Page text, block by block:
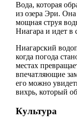
Вода, которая
из озера Эри. Она
мощная струя
Ниагара и идет в
Ниагарский
когда погода
местах
впечатляющие
его можно
вихрь, который
Культура